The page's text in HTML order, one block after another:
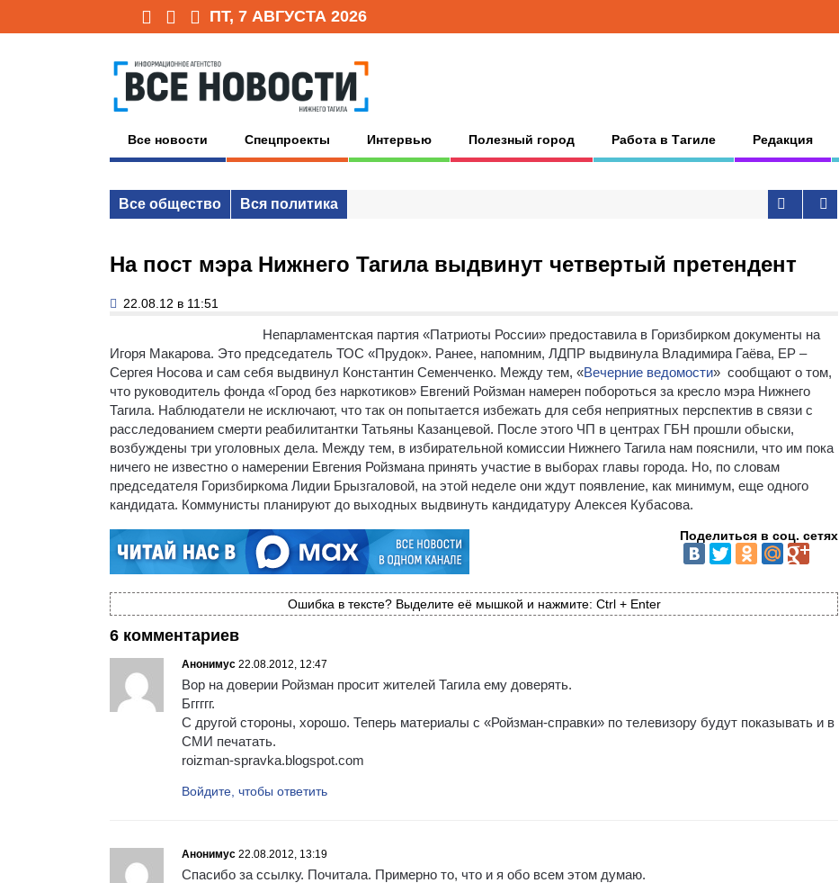
ПТ, 7 АВГУСТА 2026
Все новости Спецпроекты Интервью Полезный город Работа в Тагиле Редакция
Все общество Вся политика
На пост мэра Нижнего Тагила выдвинут четвертый претендент
22.08.12 в 11:51
Непарламентская партия «Патриоты России» предоставила в Горизбирком документы на
Игоря Макарова. Это председатель ТОС «Прудок». Ранее, напомним, ЛДПР выдвинула Владимира Гаёва, ЕР –
Сергея Носова и сам себя выдвинул Константин Семенченко. Между тем, «Вечерние ведомости» сообщают о том,
что руководитель фонда «Город без наркотиков» Евгений Ройзман намерен побороться за кресло мэра Нижнего
Тагила. Наблюдатели не исключают, что так он попытается избежать для себя неприятных перспектив в связи с
расследованием смерти реабилитантки Татьяны Казанцевой. После этого ЧП в центрах ГБН прошли обыски,
возбуждены три уголовных дела. Между тем, в избирательной комиссии Нижнего Тагила нам пояснили, что им пока
ничего не известно о намерении Евгения Ройзмана принять участие в выборах главы города. Но, по словам
председателя Горизбиркома Лидии Брызгаловой, на этой неделе они ждут появление, как минимум, еще одного
кандидата. Коммунисты планируют до выходных выдвинуть кандидатуру Алексея Кубасова.
Поделиться в соц. сетях
Ошибка в тексте? Выделите её мышкой и нажмите: Ctrl + Enter
6 комментариев
Анонимус 22.08.2012, 12:47
Вор на доверии Ройзман просит жителей Тагила ему доверять.
Бггггг.
С другой стороны, хорошо. Теперь материалы с «Ройзман-справки» по телевизору будут показывать и в
СМИ печатать.
roizman-spravka.blogspot.com
Войдите, чтобы ответить
Анонимус 22.08.2012, 13:19
Спасибо за ссылку. Почитала. Примерно то, что и я обо всем этом думаю.